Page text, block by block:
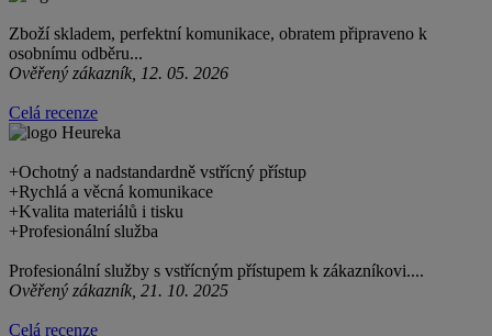
Zboží skladem, perfektní komunikace, obratem připraveno k
osobnímu odběru...
Ověřený zákazník, 12. 05. 2026
Celá recenze
+Ochotný a nadstandardně vstřícný přístup
+Rychlá a věcná komunikace
+Kvalita materiálů i tisku
+Profesionální služba
Profesionální služby s vstřícným přístupem k zákazníkovi....
Ověřený zákazník, 21. 10. 2025
Celá recenze